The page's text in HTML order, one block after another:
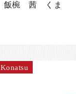
飯椀 茜 くま
Konatsu